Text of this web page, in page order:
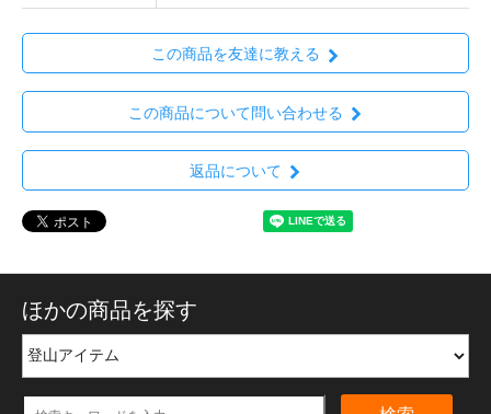
この商品を友達に教える
この商品について問い合わせる
返品について
ほかの商品を探す